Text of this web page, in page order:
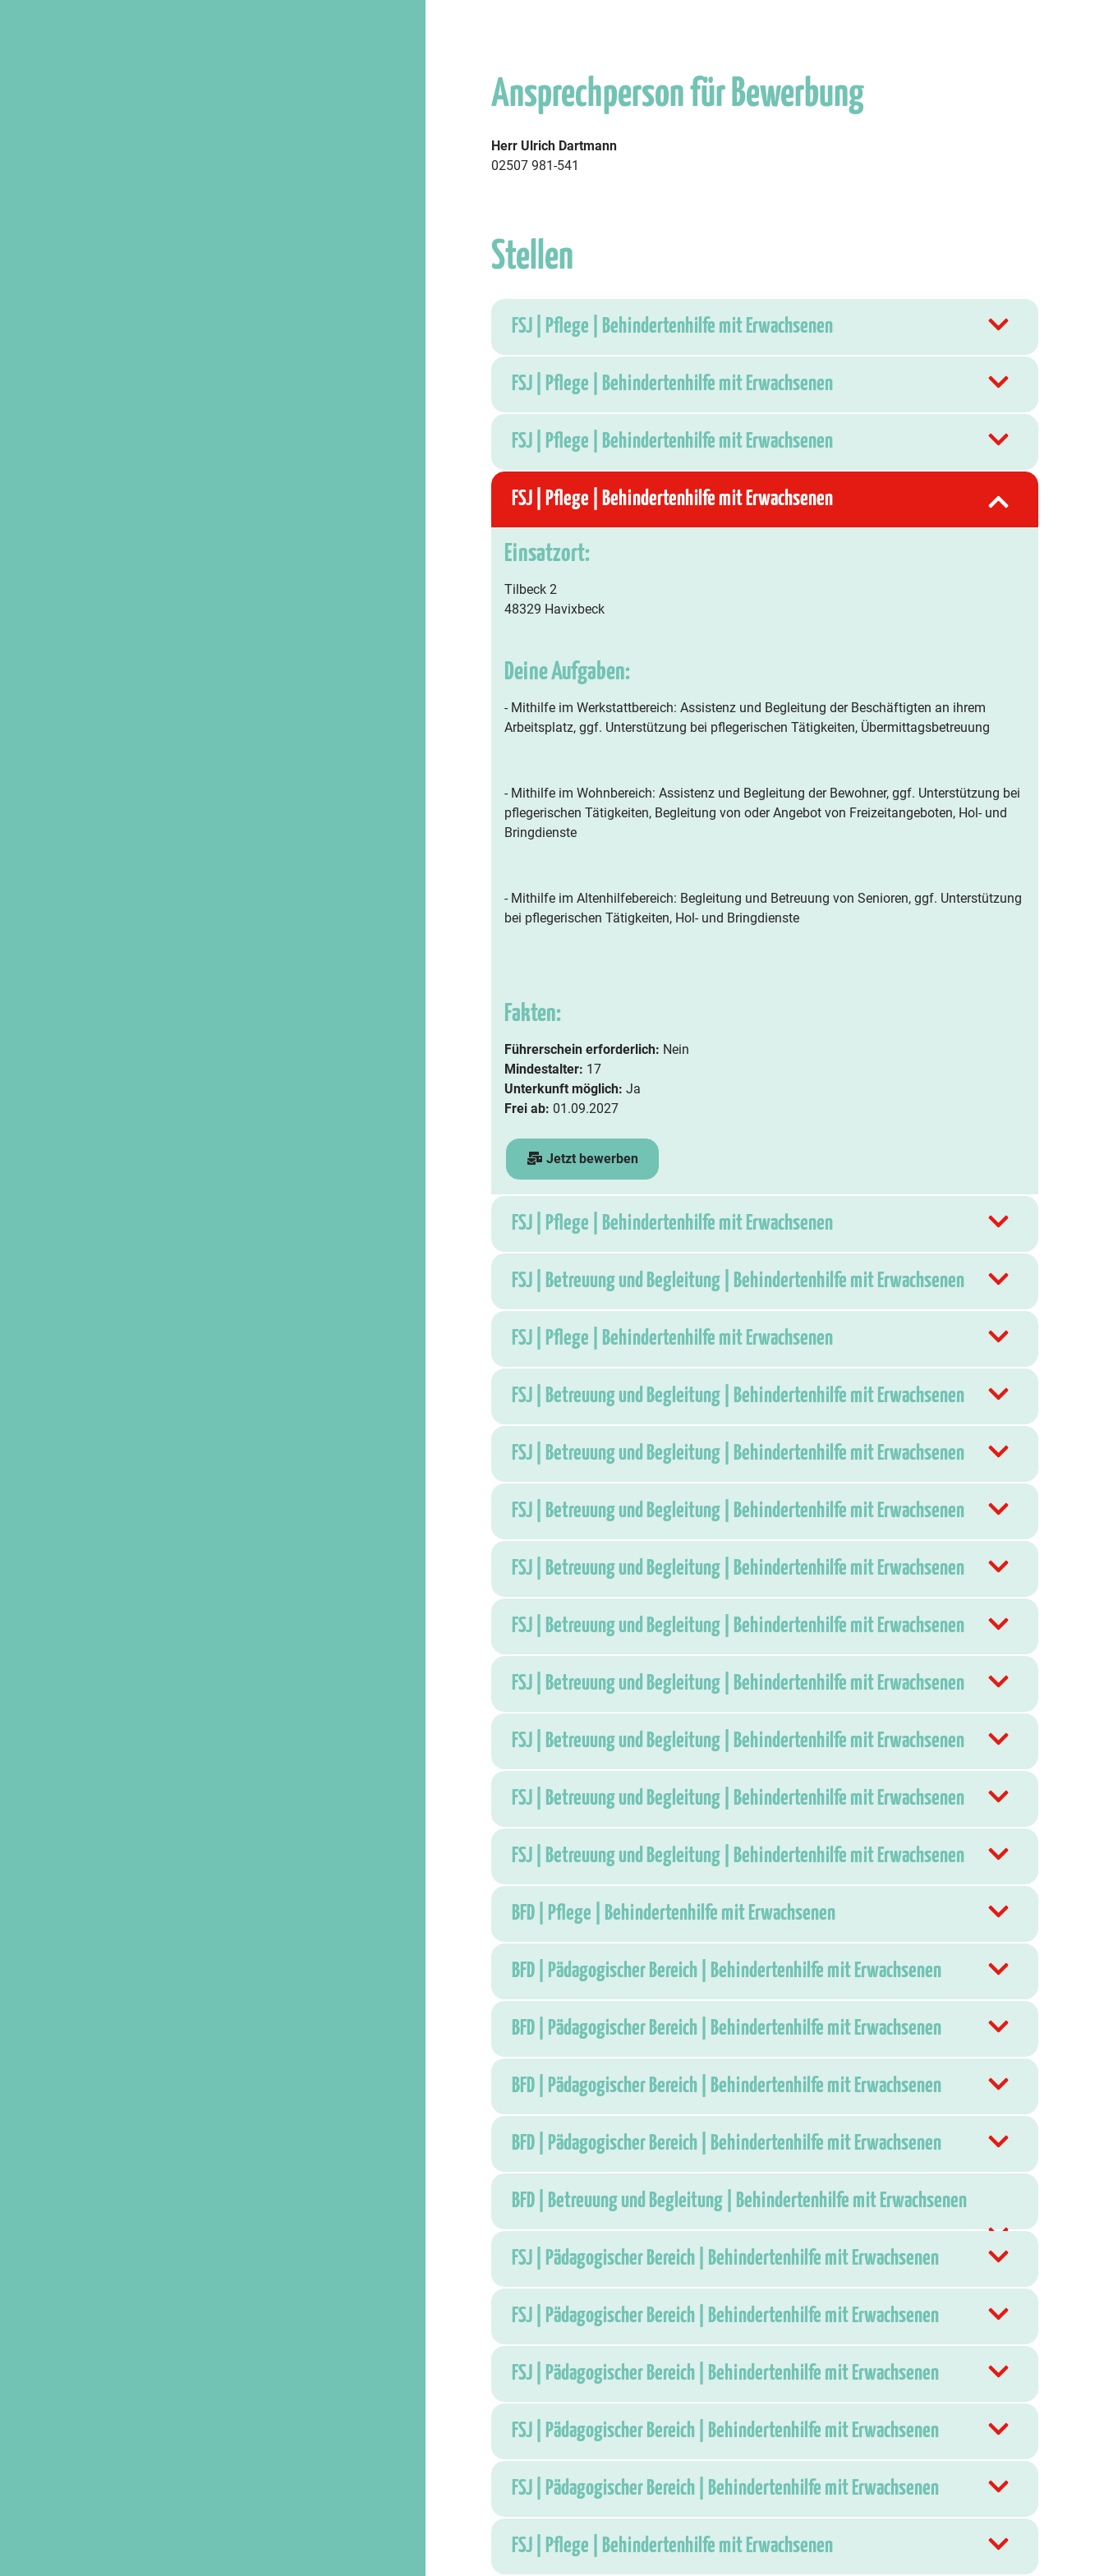
Ansprechperson für Bewerbung
Herr Ulrich Dartmann
02507 981-541
Stellen
FSJ | Pflege | Behindertenhilfe mit Erwachsenen
FSJ | Pflege | Behindertenhilfe mit Erwachsenen
FSJ | Pflege | Behindertenhilfe mit Erwachsenen
FSJ | Pflege | Behindertenhilfe mit Erwachsenen
Einsatzort:
Tilbeck 2
48329 Havixbeck
Deine Aufgaben:
- Mithilfe im Werkstattbereich: Assistenz und Begleitung der Beschäftigten an ihrem
Arbeitsplatz, ggf. Unterstützung bei pflegerischen Tätigkeiten, Übermittagsbetreuung
- Mithilfe im Wohnbereich: Assistenz und Begleitung der Bewohner, ggf. Unterstützung bei
pflegerischen Tätigkeiten, Begleitung von oder Angebot von Freizeitangeboten, Hol- und
Bringdienste
- Mithilfe im Altenhilfebereich: Begleitung und Betreuung von Senioren, ggf. Unterstützung
bei pflegerischen Tätigkeiten, Hol- und Bringdienste
Fakten:
Führerschein erforderlich: Nein
Mindestalter: 17
Unterkunft möglich: Ja
Frei ab: 01.09.2027
Jetzt bewerben
FSJ | Pflege | Behindertenhilfe mit Erwachsenen
FSJ | Betreuung und Begleitung | Behindertenhilfe mit Erwachsenen
FSJ | Pflege | Behindertenhilfe mit Erwachsenen
FSJ | Betreuung und Begleitung | Behindertenhilfe mit Erwachsenen
FSJ | Betreuung und Begleitung | Behindertenhilfe mit Erwachsenen
FSJ | Betreuung und Begleitung | Behindertenhilfe mit Erwachsenen
FSJ | Betreuung und Begleitung | Behindertenhilfe mit Erwachsenen
FSJ | Betreuung und Begleitung | Behindertenhilfe mit Erwachsenen
FSJ | Betreuung und Begleitung | Behindertenhilfe mit Erwachsenen
FSJ | Betreuung und Begleitung | Behindertenhilfe mit Erwachsenen
FSJ | Betreuung und Begleitung | Behindertenhilfe mit Erwachsenen
FSJ | Betreuung und Begleitung | Behindertenhilfe mit Erwachsenen
BFD | Pflege | Behindertenhilfe mit Erwachsenen
BFD | Pädagogischer Bereich | Behindertenhilfe mit Erwachsenen
BFD | Pädagogischer Bereich | Behindertenhilfe mit Erwachsenen
BFD | Pädagogischer Bereich | Behindertenhilfe mit Erwachsenen
BFD | Pädagogischer Bereich | Behindertenhilfe mit Erwachsenen
BFD | Betreuung und Begleitung | Behindertenhilfe mit Erwachsenen
FSJ | Pädagogischer Bereich | Behindertenhilfe mit Erwachsenen
FSJ | Pädagogischer Bereich | Behindertenhilfe mit Erwachsenen
FSJ | Pädagogischer Bereich | Behindertenhilfe mit Erwachsenen
FSJ | Pädagogischer Bereich | Behindertenhilfe mit Erwachsenen
FSJ | Pädagogischer Bereich | Behindertenhilfe mit Erwachsenen
FSJ | Pflege | Behindertenhilfe mit Erwachsenen